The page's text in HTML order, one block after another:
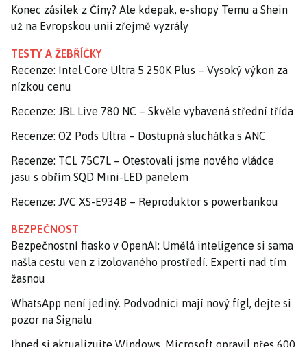
Konec zásilek z Číny? Ale kdepak, e-shopy Temu a Shein
už na Evropskou unii zřejmě vyzrály
TESTY A ŽEBŘÍČKY
Recenze: Intel Core Ultra 5 250K Plus – Vysoký výkon za
nízkou cenu
Recenze: JBL Live 780 NC – Skvěle vybavená střední třída
Recenze: O2 Pods Ultra – Dostupná sluchátka s ANC
Recenze: TCL 75C7L – Otestovali jsme nového vládce
jasu s obřím SQD Mini-LED panelem
Recenze: JVC XS-E934B – Reproduktor s powerbankou
BEZPEČNOST
Bezpečnostní fiasko v OpenAI: Umělá inteligence si sama
našla cestu ven z izolovaného prostředí. Experti nad tím
žasnou
WhatsApp není jediný. Podvodníci mají nový fígl, dejte si
pozor na Signalu
Ihned si aktualizujte Windows. Microsoft opravil přes 600